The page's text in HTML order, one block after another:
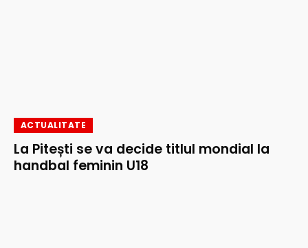
ACTUALITATE
La Pitești se va decide titlul mondial la
handbal feminin U18